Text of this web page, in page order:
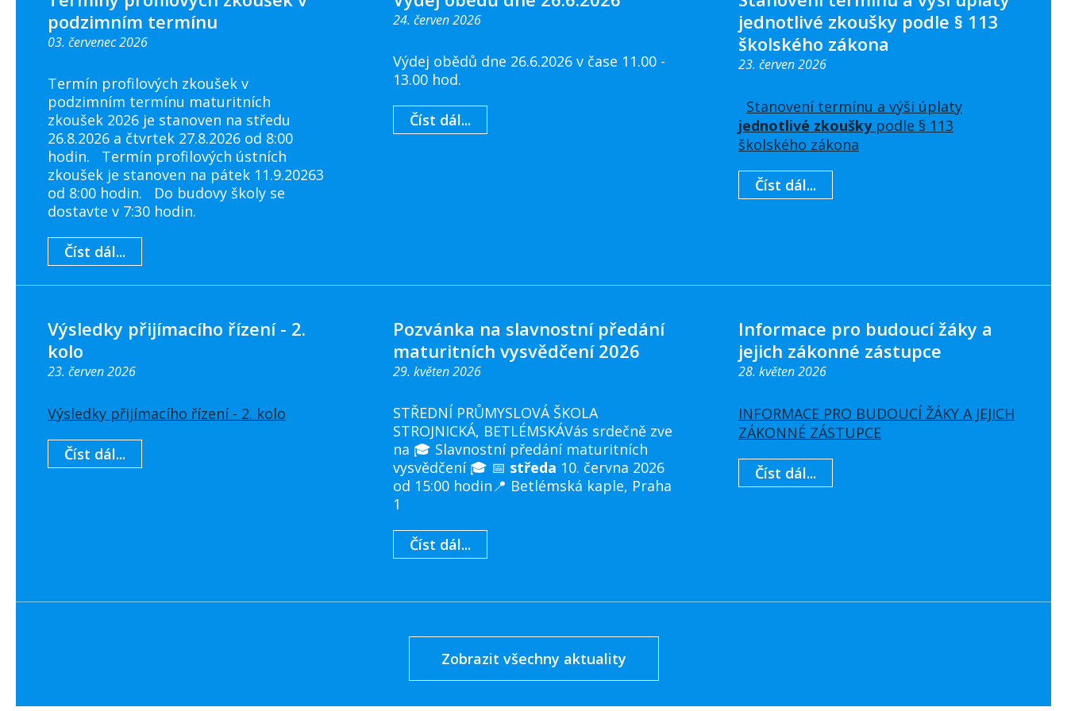
podzimním termínu
03. červenec 2026
Termín profilových zkoušek v
podzimním termínu maturitních
zkoušek 2026 je stanoven na středu
26.8.2026 a čtvrtek 27.8.2026 od 8:00
hodin. Termín profilových ústních
zkoušek je stanoven na pátek 11.9.20263
od 8:00 hodin. Do budovy školy se
dostavte v 7:30 hodin.
Číst dál...
24. červen 2026
Výdej obědů dne 26.6.2026 v čase 11.00 -
13.00 hod.
Číst dál...
jednotlivé zkoušky podle § 113
školského zákona
23. červen 2026
Stanovení termínu a výši úplaty
jednotlivé zkouškypodle § 113
školského zákona
Číst dál...
Výsledky přijímacího řízení - 2.
kolo
23. červen 2026
Výsledky přijímacího řízení - 2. kolo
Číst dál...
Pozvánka na slavnostní předání
maturitních vysvědčení 2026
29. květen 2026
STŘEDNÍ PRŮMYSLOVÁ ŠKOLA
STROJNICKÁ, BETLÉMSKÁVás srdečně zve
na 🎓 Slavnostní předání maturitních
vysvědčení 🎓 📅 středa 10. června 2026
od 15:00 hodin📍 Betlémská kaple, Praha
1
Číst dál...
Informace pro budoucí žáky a
jejich zákonné zástupce
28. květen 2026
INFORMACE PRO BUDOUCÍ ŽÁKY A JEJICH
ZÁKONNÉ ZÁSTUPCE
Číst dál...
Zobrazit všechny aktuality